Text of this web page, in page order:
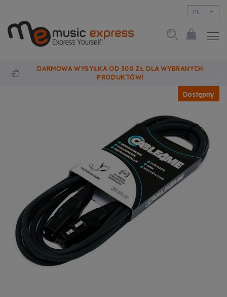
PL
DARMOWA WYSYŁKA OD 300 ZŁ DLA WYBRANYCH
PRODUKTÓW!
Dostępny